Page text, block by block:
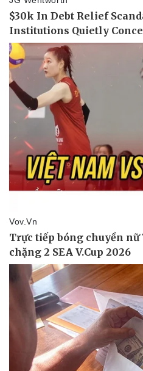
Sức khỏe
Dinh dưỡng - món ngon
Cây thuốc
Sản phụ khoa
Nhi khoa
Nam khoa
Làm đẹp - giảm cân
Phòng mạch online
Ăn sạch sống khỏe